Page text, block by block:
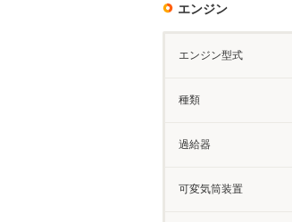
エンジン
エンジン型式
種類
過給器
可変気筒装置